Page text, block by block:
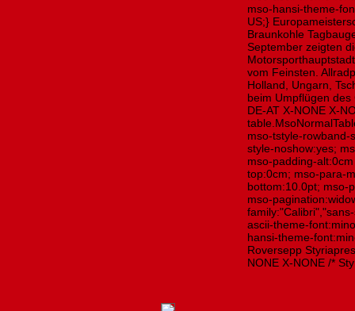
mso-hansi-theme-
US;}
Braunkohle
September zeigten
vom Feinsten.
Holland, Ungarn,
beim Umpflügen
DE-AT X-NONE X-
mso-tstyle-rowband-
style-noshow:yes;
mso-padding-
top:0cm; mso-para-
bottom:10.0pt; mso-
mso-
ascii-theme-
hansi-theme-
Roversepp
NONE X-NONE /* Sty